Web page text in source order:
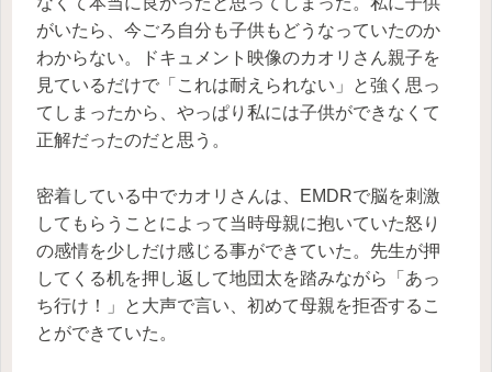
がいたら、今ごろ自分も子供もどうなっていたのか
わからない。ドキュメント映像のカオリさん親子を
見ているだけで「これは耐えられない」と強く思っ
てしまったから、やっぱり私には子供ができなくて
正解だったのだと思う。
密着している中でカオリさんは、EMDRで脳を刺激
してもらうことによって当時母親に抱いていた怒り
の感情を少しだけ感じる事ができていた。先生が押
してくる机を押し返して地団太を踏みながら「あっ
ち行け！」と大声で言い、初めて母親を拒否するこ
とができていた。